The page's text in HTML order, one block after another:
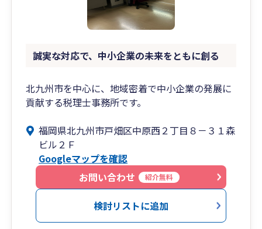
誠実な対応で、中小企業の未来をともに創る
北九州市を中心に、地域密着で中小企業の発展に
貢献する税理士事務所です。
福岡県北九州市戸畑区中原西２丁目８－３１森
ビル２Ｆ
Googleマップを確認
お問い合わせ
紹介無料
検討リストに追加